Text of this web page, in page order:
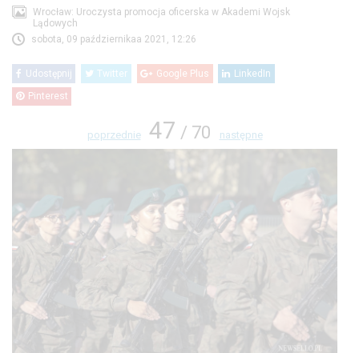
Wrocław: Uroczysta promocja oficerska w Akademi Wojsk
Lądowych
sobota, 09 październikaa 2021, 12:26
Udostępnij Twitter Google Plus LinkedIn
Pinterest
poprzednie 47 / 70 następne